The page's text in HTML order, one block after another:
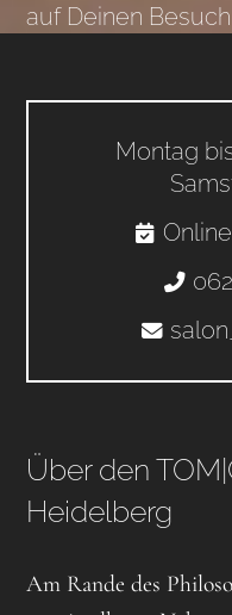
auf Deinen Besuch
Montag
Über den
Heidelberg
Am Rande des